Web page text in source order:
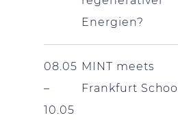
Energien?
08.05
–
10.05
MINT meets
Frankfurt School